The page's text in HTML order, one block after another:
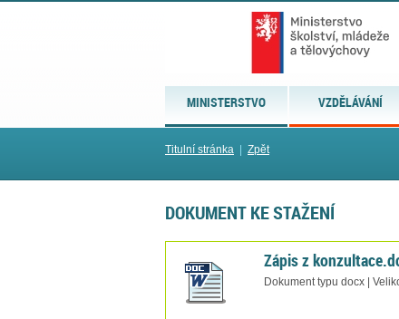
MINISTERSTVO VZDĚLÁVÁNÍ
Titulní stránka Zpět
DOKUMENT KE STAŽENÍ
Zápis z
Dokument typu docx |